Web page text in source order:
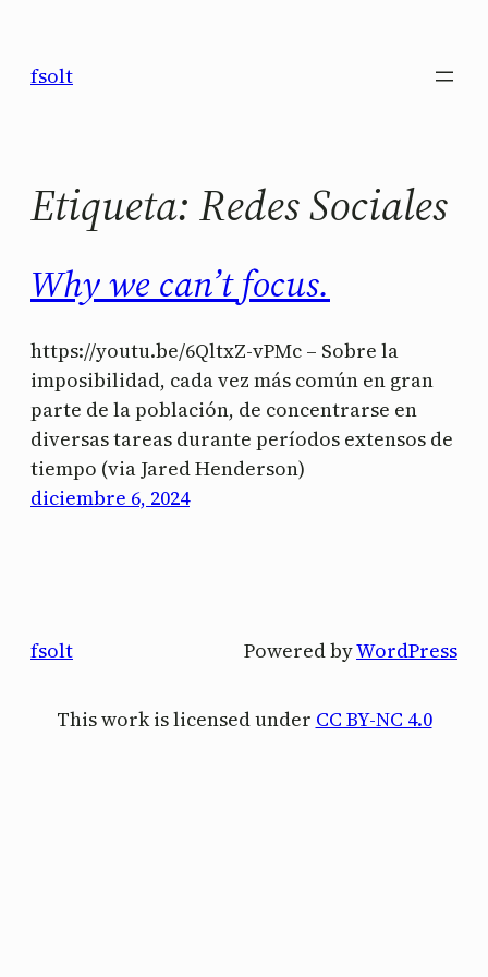
contenido
fsolt
Etiqueta: Redes Sociales
Why we can’t focus.
https://youtu.be/6QltxZ-vPMc – Sobre la
imposibilidad, cada vez más común en gran
parte de la población, de concentrarse en
diversas tareas durante períodos extensos de
tiempo (via Jared Henderson)
diciembre 6, 2024
fsolt Powered byWordPress
This work is licensed under CC BY-NC 4.0